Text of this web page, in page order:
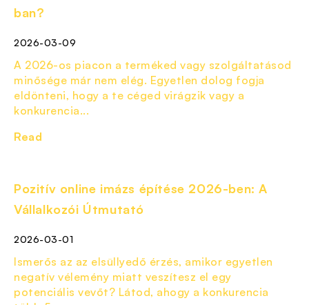
ban?
2026-03-09
A 2026-os piacon a terméked vagy szolgáltatásod
minősége már nem elég. Egyetlen dolog fogja
eldönteni, hogy a te céged virágzik vagy a
konkurencia...
Read
Pozitív online imázs építése 2026-ben: A
Vállalkozói Útmutató
2026-03-01
Ismerős az az elsüllyedő érzés, amikor egyetlen
negatív vélemény miatt veszítesz el egy
potenciális vevőt? Látod, ahogy a konkurencia